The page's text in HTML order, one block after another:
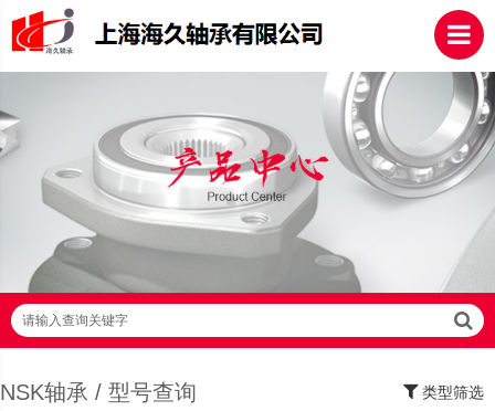
请输入查询关键字
NSK轴承 / 型号查询 类型筛选